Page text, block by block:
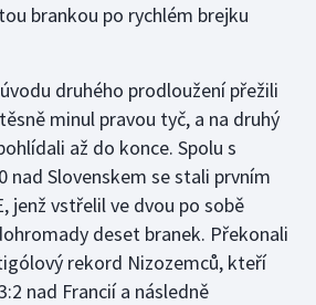
brankou po rychlém brejku
druhého prodloužení přežili
minul pravou tyč, a na druhý
až do konce. Spolu s
nad Slovenskem se stali prvním
jenž vstřelil ve dvou po sobě
deset branek. Překonali
rekord Nizozemců, kteří
nad Francií a následně